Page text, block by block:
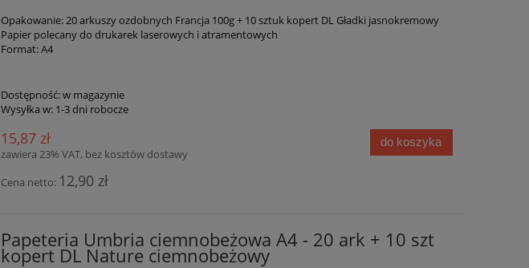
Opakowanie: 20 arkuszy ozdobnych Francja 100g + 10 sztuk kopert DL Gładki jasnokremowy
Papier polecany do drukarek laserowych i atramentowych
Format: A4
Dostępność:w magazynie
Wysyłka w: 1-3 dni robocze
15,87 zł
zawiera 23% VAT, bez kosztów dostawy
Cena netto: 12,90 zł
do koszyka
Papeteria Umbria ciemnobeżowa A4 - 20 ark + 10 szt
kopert DL Nature ciemnobeżowy